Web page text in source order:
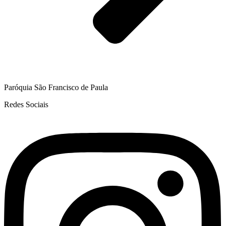
Paróquia São Francisco de Paula
Redes Sociais